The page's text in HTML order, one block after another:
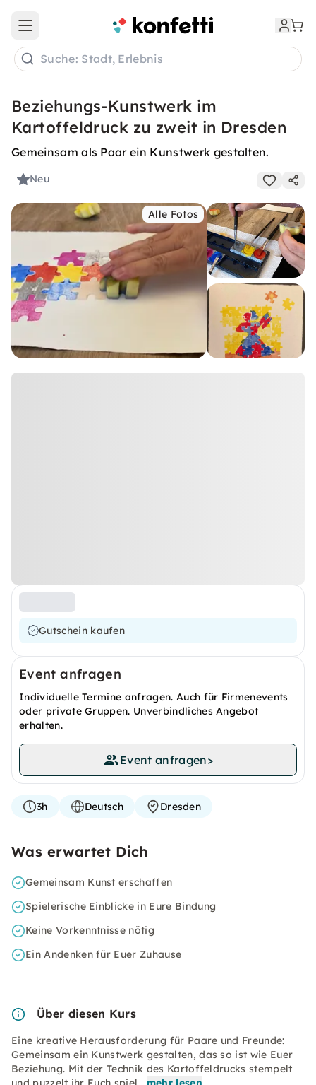
Open main menu
Suche: Stadt, Erlebnis
Beziehungs-Kunstwerk im
Kartoffeldruck zu zweit in Dresden
Gemeinsam als Paar ein Kunstwerk gestalten.
Neu
Alle Fotos
Gutschein kaufen
Event anfragen
Individuelle Termine anfragen. Auch für Firmenevents
oder private Gruppen. Unverbindliches Angebot
erhalten.
Event anfragen>
3h Deutsch Dresden
Was erwartet Dich
Gemeinsam Kunst erschaffen
Spielerische Einblicke in Eure Bindung
Keine Vorkenntnisse nötig
Ein Andenken für Euer Zuhause
Über diesen Kurs
Eine kreative Herausforderung für Paare und Freunde:
Gemeinsam ein Kunstwerk gestalten, das so ist wie Euer
Beziehung. Mit der Technik des Kartoffeldrucks stempelt